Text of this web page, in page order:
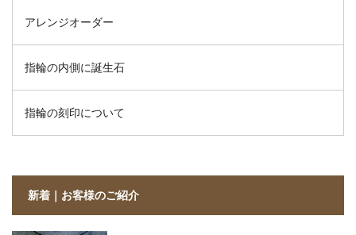
アレンジオーダー
指輪の内側に誕生石
指輪の刻印について
新着｜お客様のご紹介